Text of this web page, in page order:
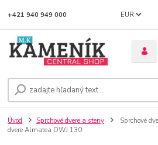
EUR
+421 940 949 000
Úvod Sprchové dvere a steny
Sprchové
dvere Almatea DWJ 130